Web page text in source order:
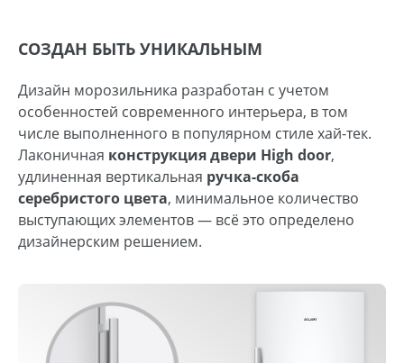
СОЗДАН БЫТЬ УНИКАЛЬНЫМ
Дизайн морозильника разработан с учетом
особенностей современного интерьера, в том
числе выполненного в популярном стиле хай-тек.
Лаконичная конструкция двери High door,
удлиненная вертикальная ручка-скоба
серебристого цвета, минимальное количество
выступающих элементов — всё это определено
дизайнерским решением.